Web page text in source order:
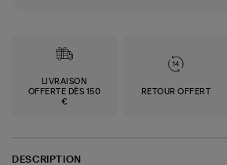
LIVRAISON
OFFERTE DÈS 150
€
RETOUR OFFERT
DESCRIPTION